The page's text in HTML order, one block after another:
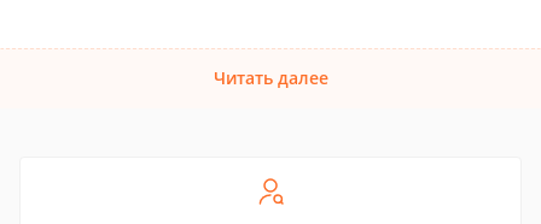
Читать далее